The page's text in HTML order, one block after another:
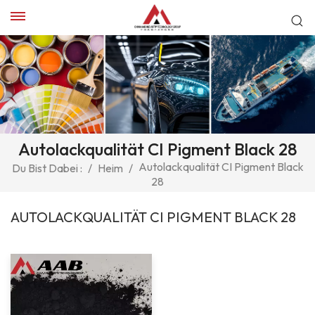
Autolackqualität CI Pigment Black 28
Du Bist Dabei : / Heim / Autolackqualität CI Pigment Black
28
AUTOLACKQUALITÄT CI PIGMENT BLACK 28